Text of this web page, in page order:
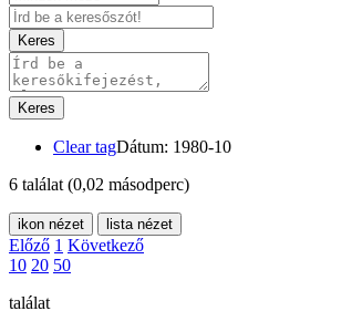
Keres
Keres
Clear tagDátum: 1980-10
6 találat (0,02 másodperc)
ikon nézet lista nézet
Előző 1 Következő
10 20 50
találat